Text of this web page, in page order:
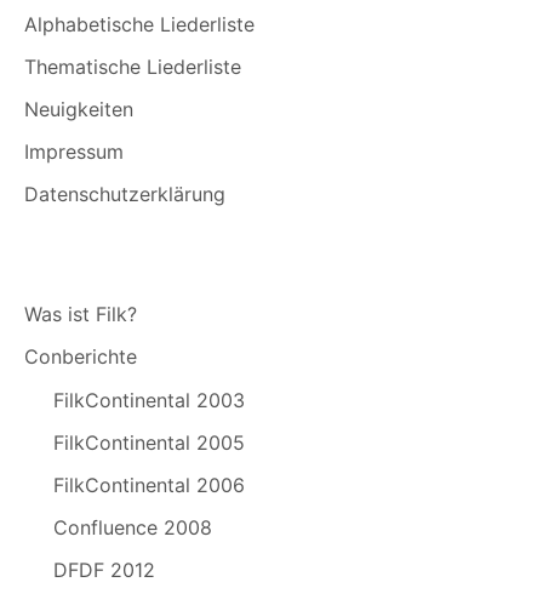
Alphabetische Liederliste
Thematische Liederliste
Neuigkeiten
Impressum
Datenschutzerklärung
Was ist Filk?
Conberichte
FilkContinental 2003
FilkContinental 2005
FilkContinental 2006
Confluence 2008
DFDF 2012